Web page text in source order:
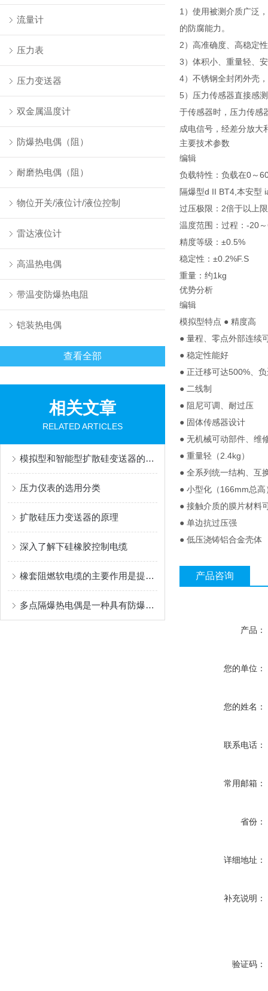
流量计
压力表
压力变送器
双金属温度计
防爆热电偶（阻）
耐磨热电偶（阻）
物位开关/液位计/液位控制
雷达液位计
高温热电偶
带温变防爆热电阻
铠装热电偶
查看全部
相关文章
RELATED ARTICLES
模拟型和智能型扩散硅变送器的特点分别是什么
压力仪表的选用分类
扩散硅压力变送器的原理
深入了解下硅橡胶控制电缆
橡套阻燃软电缆的主要作用是提升用电安全
多点隔爆热电偶是一种具有防爆性能的电偶
1）使用被测介质广泛
的防腐能力。
2）高准确度、高稳定
3）体积小、重量轻、
4）不锈钢全封闭外壳
5）压力传感器直接感
于传感器时，压力传感
成电信号，经差分放大
主要技术参数
编辑
负载特性：负载在0～
隔爆型d II BT4,本安型
过压极限：2倍于以上
温度范围：过程：-20
精度等级：±0.5%
稳定性：±0.2%F.S
重量：约1kg
优势分析
编辑
模拟型特点 ● 精度高
● 量程、零点外部连续
● 稳定性能好
● 正迁移可达500%、
● 二线制
● 阻尼可调、耐过压
● 固体传感器设计
● 无机械可动部件、维
● 重量轻（2.4kg）
● 全系列统一结构、互
● 小型化（166mm总高
● 接触介质的膜片材料
● 单边抗过压强
● 低压浇铸铝合金壳体
产品咨询
产品：
您的单位：
您的姓名：
联系电话：
常用邮箱：
省份：
详细地址：
补充说明：
验证码：